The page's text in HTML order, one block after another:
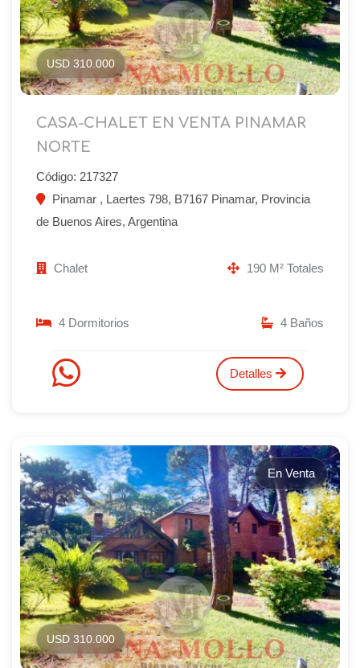
USD 310.000
CASA-CHALET EN VENTA PINAMAR
NORTE
Código: 217327
Pinamar , Laertes 798, B7167 Pinamar, Provincia
de Buenos Aires, Argentina
Chalet 190 M² Totales
4 Dormitorios 4 Baños
Detalles
En Venta
USD 310.000